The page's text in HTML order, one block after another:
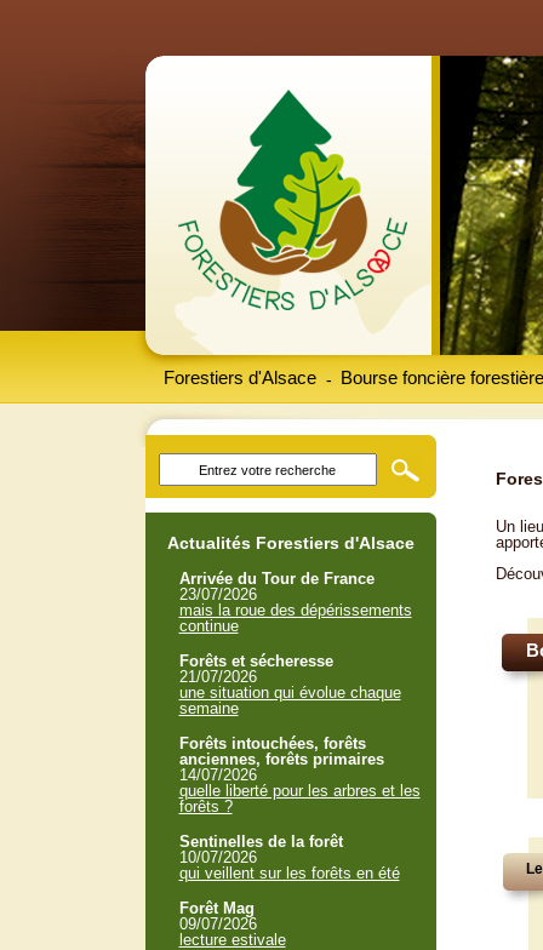
Forestiers d'Alsace Bourse foncière forestière
-
Un
Actualités Forestiers d'Alsace
Arrivée du Tour de France
23/07/2026
mais la roue des dépérissements
continue
Forêts et sécheresse
21/07/2026
une situation qui évolue chaque
semaine
Forêts intouchées, forêts
anciennes, forêts primaires
14/07/2026
quelle liberté pour les arbres et les
forêts ?
Sentinelles de la forêt
10/07/2026
qui veillent sur les forêts en été
Forêt Mag
09/07/2026
lecture estivale